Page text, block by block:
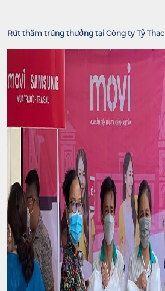
Rút thăm trúng thưởng tại Công ty Tỷ Thạc